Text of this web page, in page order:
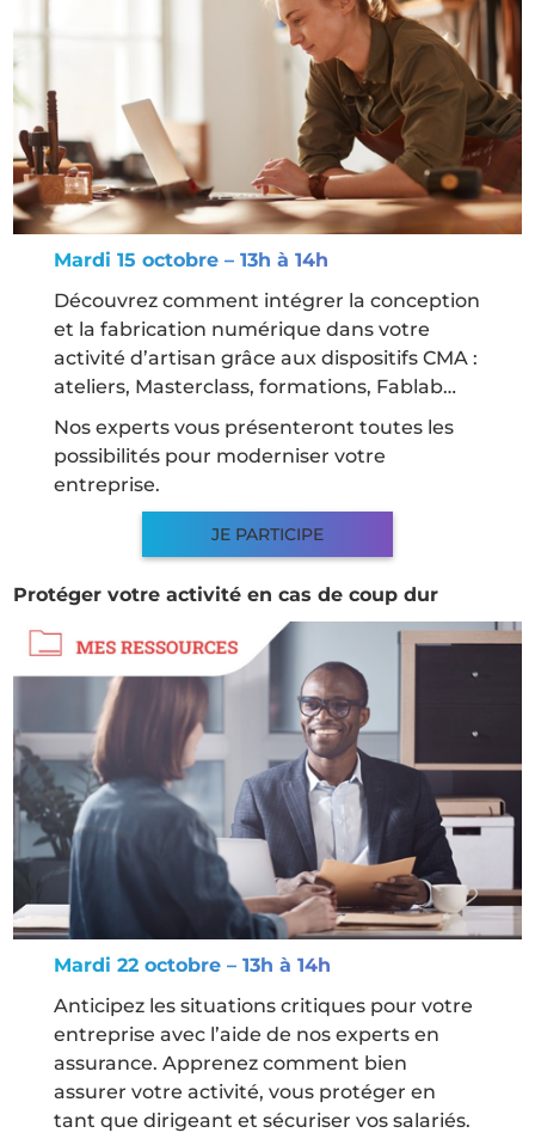
Mardi 15 octobre – 13h à 14h
Découvrez comment intégrer la conception
et la fabrication numérique dans votre
activité d’artisan grâce aux dispositifs CMA :
ateliers, Masterclass, formations, Fablab…
Nos experts vous présenteront toutes les
possibilités pour moderniser votre
entreprise.
JE PARTICIPE
Protéger votre activité en cas de coup dur
Mardi 22 octobre – 13h à 14h
Anticipez les situations critiques pour votre
entreprise avec l’aide de nos experts en
assurance. Apprenez comment bien
assurer votre activité, vous protéger en
tant que dirigeant et sécuriser vos salariés.